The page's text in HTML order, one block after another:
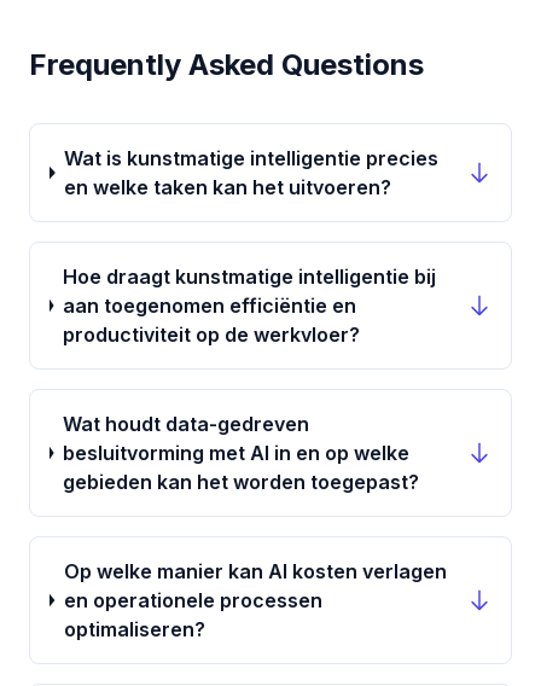
Frequently Asked Questions
Wat is kunstmatige intelligentie precies
en welke taken kan het uitvoeren?
Hoe draagt kunstmatige intelligentie bij
aan toegenomen efficiëntie en
productiviteit op de werkvloer?
Wat houdt data-gedreven
besluitvorming met AI in en op welke
gebieden kan het worden toegepast?
Op welke manier kan AI kosten verlagen
en operationele processen
optimaliseren?